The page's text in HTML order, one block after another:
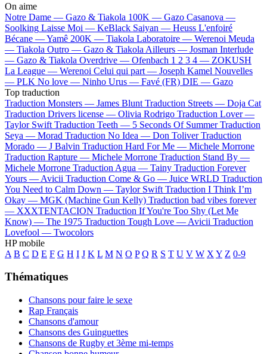
On aime
Notre Dame — Gazo & Tiakola 100K — Gazo Casanova —
Soolking Laisse Moi — KeBlack Saiyan — Heuss L'enfoiré
Bécane —Yamê 200K — Tiakola Laboratoire — Werenoi Meuda
— Tiakola Outro — Gazo & Tiakola Ailleurs — Josman Interlude
— Gazo & Tiakola Overdrive — Ofenbach 1 2 3 4 — ZOKUSH
La League — Werenoi Celui qui part — Joseph Kamel Nouvelles
— PLK No love — Ninho Urus — Favé (FR) DIE — Gazo
Top traduction
Traduction Monsters — James Blunt Traduction Streets — Doja Cat
Traduction Drivers license — Olivia Rodrigo Traduction Lover —
Taylor Swift Traduction Teeth — 5 Seconds Of Summer Traduction
Seya — Morad Traduction No Idea — Don Toliver Traduction
Morado — J Balvin Traduction Hard For Me — Michele Morrone
Traduction Rapture — Michele Morrone Traduction Stand By —
Michele Morrone Traduction Agua — Tainy Traduction Forever
Yours — Avicii Traduction Come & Go — Juice WRLD Traduction
You Need to Calm Down — Taylor Swift Traduction I Think I’m
Okay — MGK (Machine Gun Kelly) Traduction bad vibes forever
— XXXTENTACION Traduction If You're Too Shy (Let Me
Know) — The 1975 Traduction Tough Love — Avicii Traduction
Lovefool — Twocolors
HP mobile
A B C D E F G H I J K L M N O P Q R S T U V W X Y Z 0-9
Thématiques
Chansons pour faire le sexe
Rap Français
Chansons d'amour
Chansons des Guinguettes
Chansons de Rugby et 3ème mi-temps